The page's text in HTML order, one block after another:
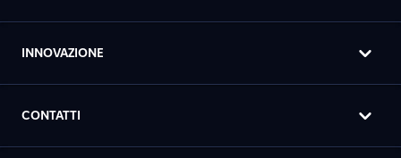
INNOVAZIONE
CONTATTI